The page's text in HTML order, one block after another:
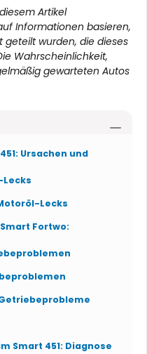
Artikel
Informationen basieren,
wurden, die dieses
Wahrscheinlichkeit,
gewarteten Autos
Ursachen und
Lecks
Fortwo:
Smart 451: Diagnose